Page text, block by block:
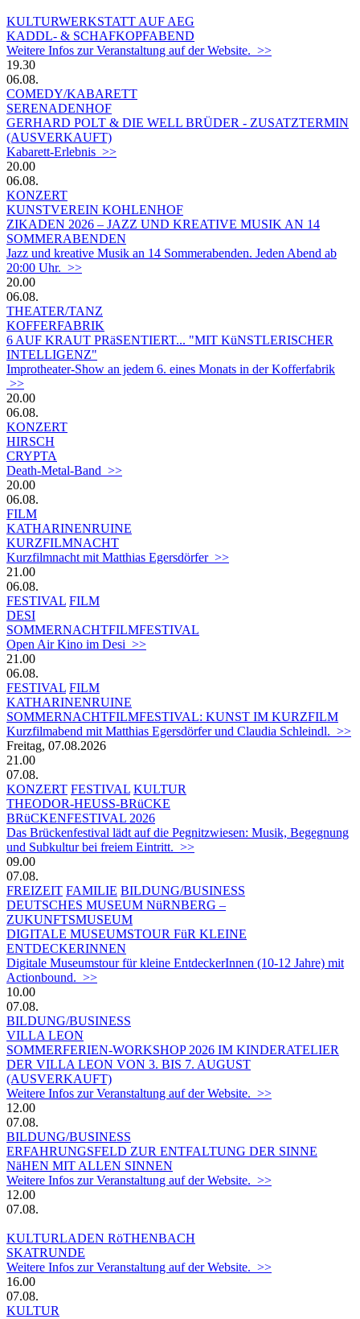
KULTURWERKSTATT AUF AEG
KADDL- & SCHAFKOPFABEND
Weitere Infos zur Veranstaltung auf der Website. >>
19.30
06.08.
COMEDY/KABARETT
SERENADENHOF
GERHARD POLT & DIE WELL BRÜDER - ZUSATZTERMIN
(AUSVERKAUFT)
Kabarett-Erlebnis >>
20.00
06.08.
KONZERT
KUNSTVEREIN KOHLENHOF
ZIKADEN 2026 – JAZZ UND KREATIVE MUSIK AN 14
SOMMERABENDEN
Jazz und kreative Musik an 14 Sommerabenden. Jeden Abend ab
20:00 Uhr. >>
20.00
06.08.
THEATER/TANZ
KOFFERFABRIK
6 AUF KRAUT PRäSENTIERT... "MIT KüNSTLERISCHER
INTELLIGENZ"
Improtheater-Show an jedem 6. eines Monats in der Kofferfabrik
>>
20.00
06.08.
KONZERT
HIRSCH
CRYPTA
Death-Metal-Band >>
20.00
06.08.
FILM
KATHARINENRUINE
KURZFILMNACHT
Kurzfilmnacht mit Matthias Egersdörfer >>
21.00
06.08.
FESTIVAL FILM
DESI
SOMMERNACHTFILMFESTIVAL
Open Air Kino im Desi >>
21.00
06.08.
FESTIVAL FILM
KATHARINENRUINE
SOMMERNACHTFILMFESTIVAL: KUNST IM KURZFILM
Kurzfilmabend mit Matthias Egersdörfer und Claudia Schleindl. >>
Freitag, 07.08.2026
21.00
07.08.
KONZERT FESTIVAL KULTUR
THEODOR-HEUSS-BRüCKE
BRüCKENFESTIVAL 2026
Das Brückenfestival lädt auf die Pegnitzwiesen: Musik, Begegnung
und Subkultur bei freiem Eintritt. >>
09.00
07.08.
FREIZEIT FAMILIE BILDUNG/BUSINESS
DEUTSCHES MUSEUM NüRNBERG –
ZUKUNFTSMUSEUM
DIGITALE MUSEUMSTOUR FüR KLEINE
ENTDECKERINNEN
Digitale Museumstour für kleine EntdeckerInnen (10-12 Jahre) mit
Actionbound. >>
10.00
07.08.
BILDUNG/BUSINESS
VILLA LEON
SOMMERFERIEN-WORKSHOP 2026 IM KINDERATELIER
DER VILLA LEON VON 3. BIS 7. AUGUST
(AUSVERKAUFT)
Weitere Infos zur Veranstaltung auf der Website. >>
12.00
07.08.
BILDUNG/BUSINESS
ERFAHRUNGSFELD ZUR ENTFALTUNG DER SINNE
NäHEN MIT ALLEN SINNEN
Weitere Infos zur Veranstaltung auf der Website. >>
12.00
07.08.
KULTURLADEN RöTHENBACH
SKATRUNDE
Weitere Infos zur Veranstaltung auf der Website. >>
16.00
07.08.
KULTUR